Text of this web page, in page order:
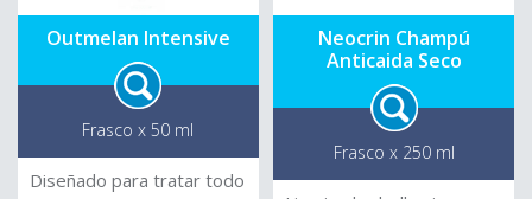
Outmelan Intensive
Frasco x 50 ml
Diseñado para tratar todo
Neocrin Champú
Anticaida Seco
Frasco x 250 ml